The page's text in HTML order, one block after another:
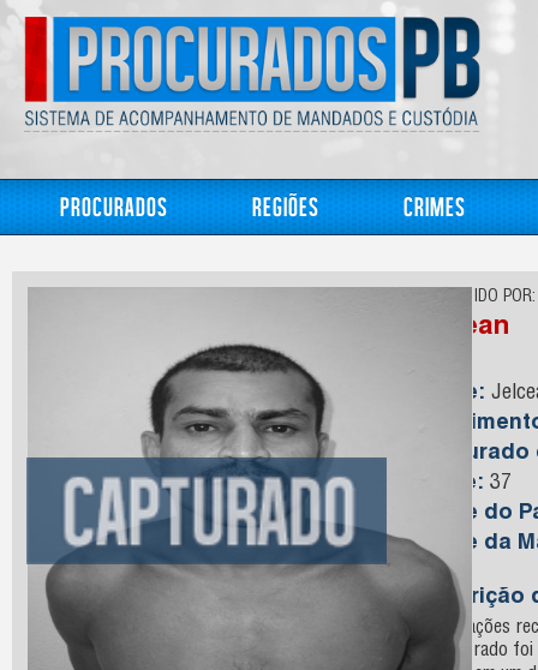
Procurados Regiões Crimes
CONHECIDO POR:
Jocean
Nome:
Idade: 37
Nome do
Nome da
Silva
Descrição
Informações
o procurado